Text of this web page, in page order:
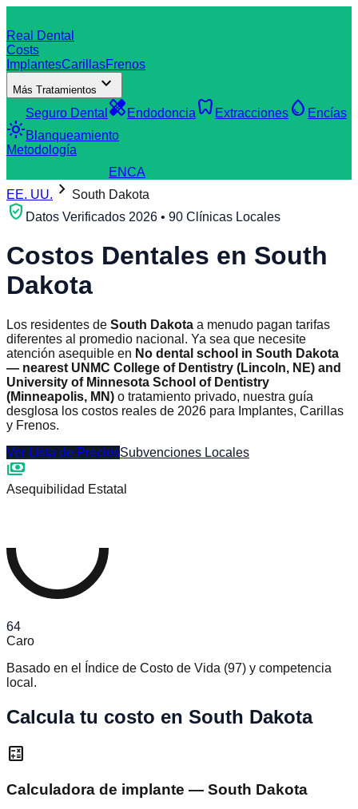
Real Dental
Costs
ImplantesCarillasFrenos
Más Tratamientos expand_more
Seguro Dental healing Endodoncia dentistry Extracciones water_drop Encías
light_modeBlanqueamiento
Metodología
ENCA
EE. UU. chevron_right South Dakota
verified_user Datos Verificados 2026 • 90 Clínicas Locales
Costos Dentales en South
Dakota
Los residentes de South Dakota a menudo pagan tarifas
diferentes al promedio nacional. Ya sea que necesite
atención asequible en No dental school in South Dakota
— nearest UNMC College of Dentistry (Lincoln, NE) and
University of Minnesota School of Dentistry
(Minneapolis, MN) o tratamiento privado, nuestra guía
desglosa los costos reales de 2026 para Implantes, Carillas
y Frenos.
Ver Lista de PreciosSubvenciones Locales
payments
Asequibilidad Estatal
64
Caro
Basado en el Índice de Costo de Vida (97) y competencia
local.
Calcula tu costo en South Dakota
calculate
Calculadora de implante — South Dakota